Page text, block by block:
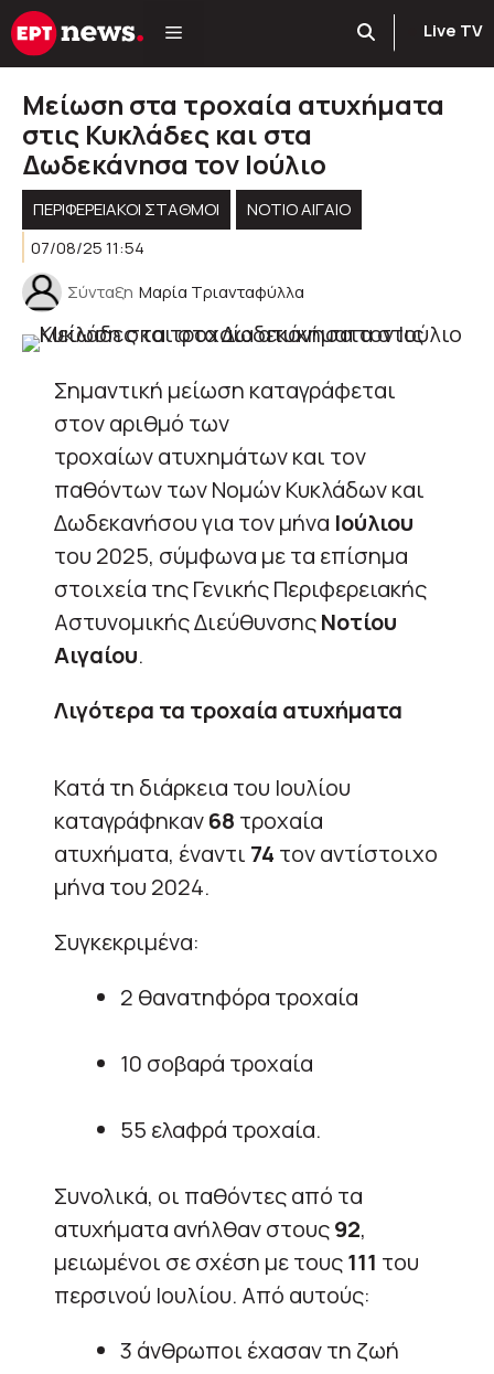
Μετάβαση
σε
Live TV
Μείωση στα τροχαία ατυχήματα
στις Κυκλάδες και στα
Δωδεκάνησα τον Ιούλιο
ΠΕΡΙΦΕΡΕΙΑΚΟΊ ΣΤΑΘΜΟΊ
ΝΟΤΙΟ ΑΙΓΑΙΟ
07/08/25 11:54
Σύνταξη Μαρία Τριανταφύλλα
Σημαντική μείωση καταγράφεται
στον αριθμό των
τροχαίων ατυχημάτων και τον
παθόντων των Νομών Κυκλάδων και
Δωδεκανήσου για τον μήνα Ιούλιου
του 2025, σύμφωνα με τα επίσημα
στοιχεία της Γενικής Περιφερειακής
Αστυνομικής ΔιεύθυνσηςΝοτίου
Αιγαίου.
Λιγότερα τα τροχαία ατυχήματα
Κατά τη διάρκεια του Ιουλίου
καταγράφηκαν68 τροχαία
ατυχήματα, έναντι 74 τον αντίστοιχο
μήνα του 2024.
Συγκεκριμένα:
2 θανατηφόρα τροχαία
10 σοβαρά τροχαία
55 ελαφρά τροχαία.
Συνολικά, οι παθόντες από τα
ατυχήματα ανήλθαν στους92,
μειωμένοι σε σχέση με τους111 του
περσινού Ιουλίου. Από αυτούς:
3 άνθρωποι έχασαν τη ζωή